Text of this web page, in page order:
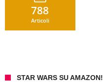
788
Articoli
STAR WARS SU AMAZON!